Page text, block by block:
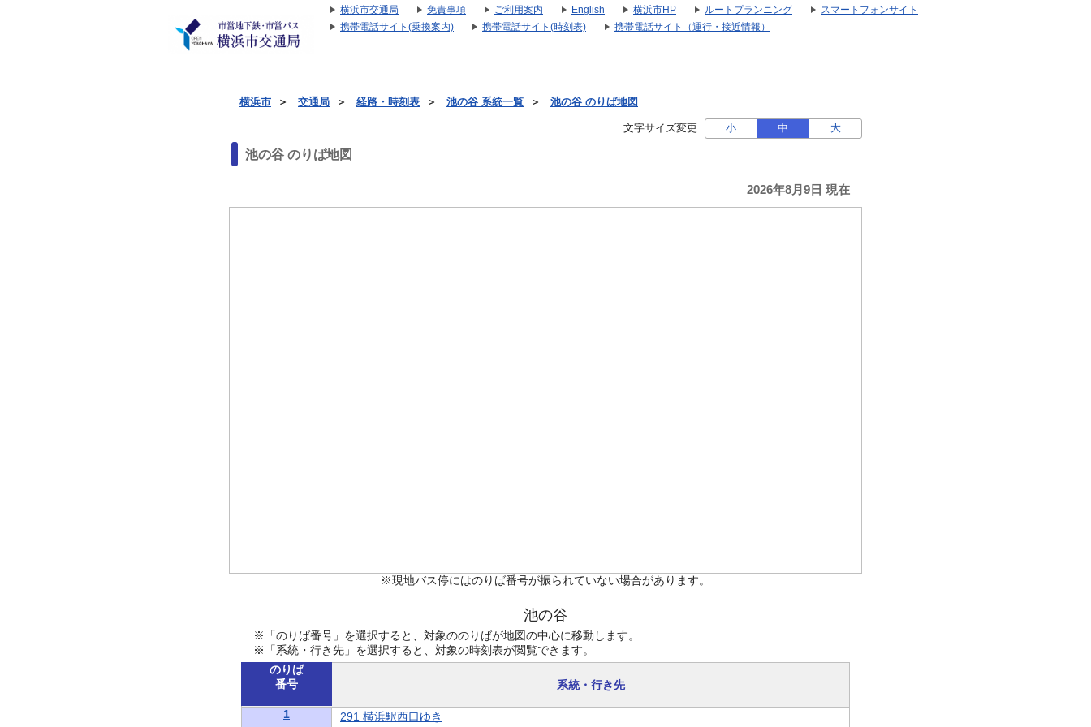
横浜市交通局 免責事項 ご利用案内 English 横浜市HP ルートプランニング
スマートフォンサイト
携帯電話サイト(乗換案内)
携帯電話サイト(時刻表) 携帯電話サイト（運行・接近情報）
横浜市 ＞ 交通局 ＞ 経路・時刻表 ＞ 池の谷 系統一覧 ＞ 池の谷 のりば地図
文字サイズ変更 小 中 大
池の谷 のりば地図
2026年8月9日 現在
※現地バス停にはのりば番号が振られていない場合があります。
池の谷
※「のりば番号」を選択すると、対象ののりばが地図の中心に移動します。
※「系統・行き先」を選択すると、対象の時刻表が閲覧できます。
のりば
番号
系統・行き先
1 291 横浜駅西口ゆき